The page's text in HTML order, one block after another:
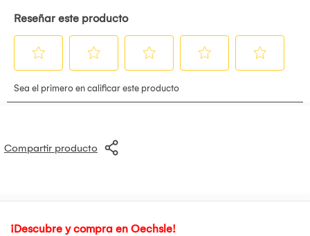
- Conectividad**:
- 1 x VGA
- Relación de Aspecto**: 16:10
- Brillo**: 250 cd/m²
- Ángulo de Visión**: 178° (horizontal y vertical)
- Compatibilidad**: Compatible con sistemas operativos
ajuste de altura y soporte VESA
Compartir producto
¡Descubre y compra en Oechsle!